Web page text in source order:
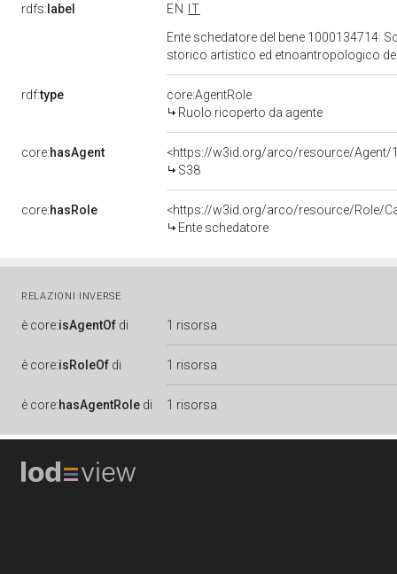
rdfs: label EN
IT
Ente schedatore del bene 1000134714:
storico artistico ed etnoantropologico
rdf:type
core:AgentRole
Ruolo ricoperto da agente
core:hasAgent
<https://w3id.org/arco/resource/Agent/
S38
core:hasRole
<https://w3id.org/arco/resource/Role/
Ente schedatore
RELAZIONI INVERSE
è core:isAgentOf di 1 risorsa
è core:isRoleOf di 1 risorsa
è core:hasAgentRole di 1 risorsa